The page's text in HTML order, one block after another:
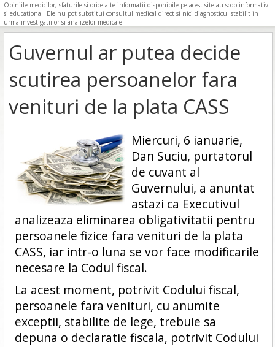
Opiniile medicilor, sfaturile si orice alte informatii disponibile pe acest site au scop informativ
si educational. Ele nu pot substitui consultul medical direct si nici diagnosticul stabilit in
urma investigatiilor si analizelor medicale.
Guvernul ar putea decide
scutirea persoanelor fara
venituri de la plata CASS
Miercuri, 6 ianuarie,
Dan Suciu, purtatorul
de cuvant al
Guvernului, a anuntat
astazi ca Executivul
analizeaza eliminarea obligativitatii pentru
persoanele fizice fara venituri de la plata
CASS, iar intr-o luna se vor face modificarile
necesare la Codul fiscal.
La acest moment, potrivit Codului fiscal,
persoanele fara venituri, cu anumite
exceptii, stabilite de lege, trebuie sa
depuna o declaratie fiscala, potrivit Codului